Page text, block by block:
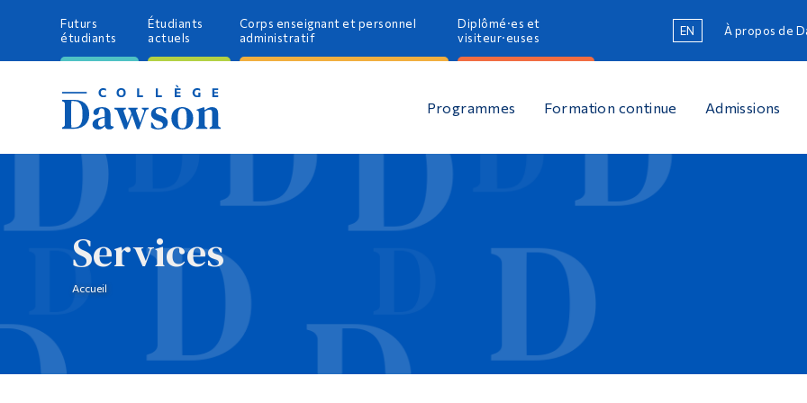
Futurs
étudiants
Étudiants
actuels
Corps enseignant et personnel
administratif
Diplômé·es et
visiteur·euses
EN À propos de
Programmes Formation continue Admissions
Services
Accueil